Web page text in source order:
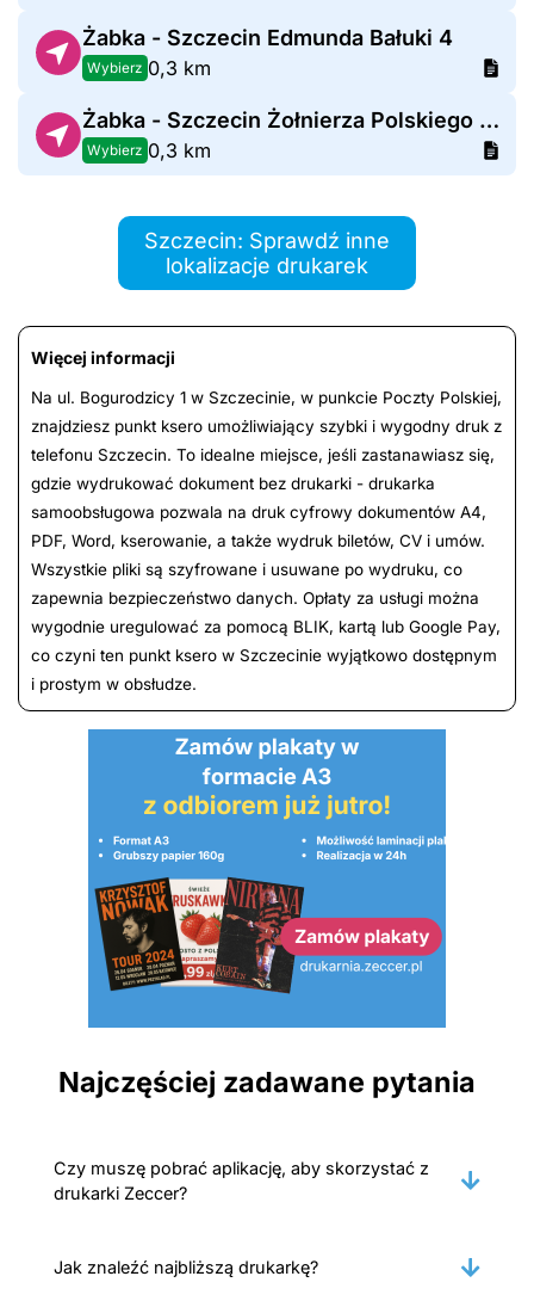
Żabka - Szczecin Edmunda Bałuki 4
Wybierz 0,3 km
Żabka - Szczecin Żołnierza Polskiego 1b
Wybierz 0,3 km
Szczecin: Sprawdź inne
lokalizacje drukarek
Więcej informacji
Na ul. Bogurodzicy 1 w Szczecinie, w punkcie Poczty Polskiej,
znajdziesz punkt ksero umożliwiający szybki i wygodny druk z
telefonu Szczecin. To idealne miejsce, jeśli zastanawiasz się,
gdzie wydrukować dokument bez drukarki - drukarka
samoobsługowa pozwala na druk cyfrowy dokumentów A4,
PDF, Word, kserowanie, a także wydruk biletów, CV i umów.
Wszystkie pliki są szyfrowane i usuwane po wydruku, co
zapewnia bezpieczeństwo danych. Opłaty za usługi można
wygodnie uregulować za pomocą BLIK, kartą lub Google Pay,
co czyni ten punkt ksero w Szczecinie wyjątkowo dostępnym
i prostym w obsłudze.
Najczęściej zadawane pytania
Czy muszę pobrać aplikację, aby skorzystać z
drukarki Zeccer?
Jak znaleźć najbliższą drukarkę?